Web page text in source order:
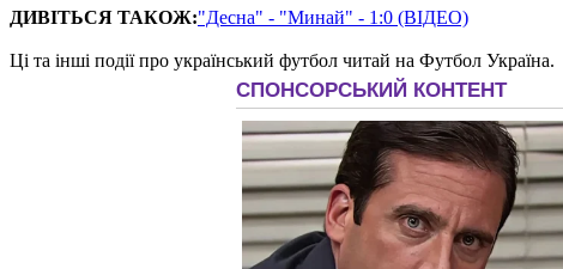
ДИВІТЬСЯ ТАКОЖ:"Десна" - "Минай" - 1:0 (ВІДЕО)
Ці та інші події про український футбол читай на Футбол Україна.